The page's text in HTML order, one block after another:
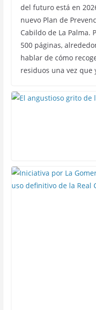
del futuro está en
nuevo Plan de
Cabildo de La Palma.
500 páginas,
hablar de cómo
residuos una vez que